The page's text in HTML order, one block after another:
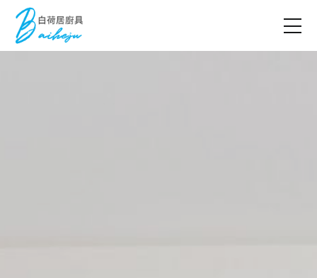
台南歐化廚具相關配件一律採用
世界級的品牌